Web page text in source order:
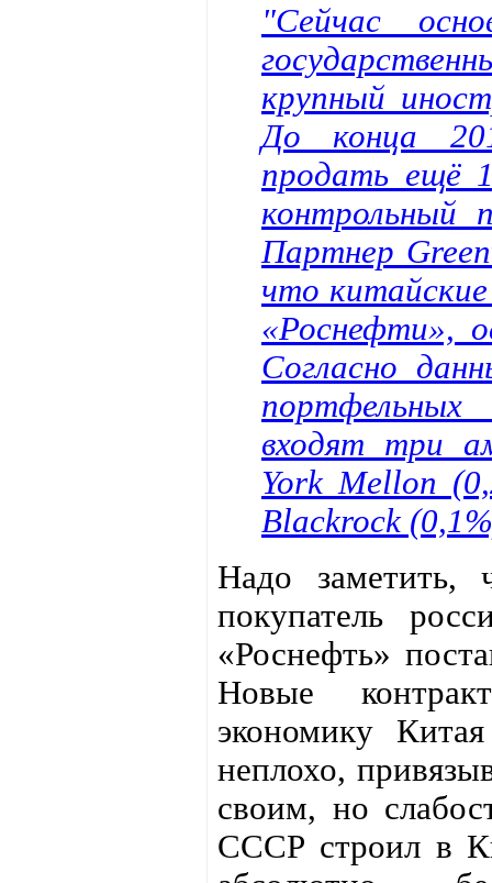
"Сейчас
крупный
До конца
продать ещё
контрольный
Партнер
что
«Роснефти»,
Согласно
портфельных
входят три
York Mellon
Blackrock
Надо
покупатель
«Роснефть»
Новые
экономику
неплохо,
своим, но
СССР строил в